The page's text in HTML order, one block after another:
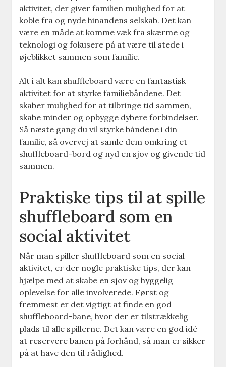
aktivitet, der giver familien mulighed for at
koble fra og nyde hinandens selskab. Det kan
være en måde at komme væk fra skærme og
teknologi og fokusere på at være til stede i
øjeblikket sammen som familie.
Alt i alt kan shuffleboard være en fantastisk
aktivitet for at styrke familiebåndene. Det
skaber mulighed for at tilbringe tid sammen,
skabe minder og opbygge dybere forbindelser.
Så næste gang du vil styrke båndene i din
familie, så overvej at samle dem omkring et
shuffleboard-bord og nyd en sjov og givende tid
sammen.
Praktiske tips til at spille
shuffleboard som en
social aktivitet
Når man spiller shuffleboard som en social
aktivitet, er der nogle praktiske tips, der kan
hjælpe med at skabe en sjov og hyggelig
oplevelse for alle involverede. Først og
fremmest er det vigtigt at finde en god
shuffleboard-bane, hvor der er tilstrækkelig
plads til alle spillerne. Det kan være en god idé
at reservere banen på forhånd, så man er sikker
på at have den til rådighed.